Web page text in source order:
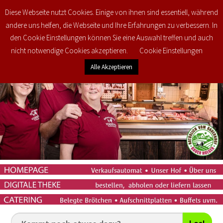
€0,00 0
Diese Webseite nutzt Cookies. Einige von ihnen sind essentiell, während
andere uns helfen, die Webseite und Ihre Erfahrungen zu verbessern. In
den Cookie Einstellungen können Sie eine Auswahl treffen und auch
nicht notwendige Cookies akzeptieren.
Cookie Einstellungen
Alle Akzeptieren